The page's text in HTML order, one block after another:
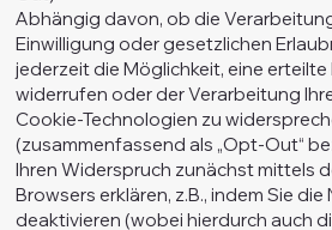
Abhängig davon, ob die
Einwilligung oder gesetzlichen
jederzeit die Möglichkeit, eine erteilte
widerrufen oder der Verarbeitung
Cookie-Technologien zu
(zusammenfassend als „Opt-Out“
Ihren Widerspruch zunächst mittels
Browsers erklären, z.B., indem Sie
deaktivieren (wobei hierdurch auch